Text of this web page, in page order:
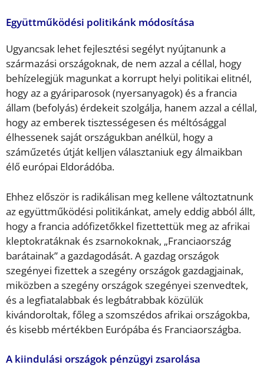
Együttműködési politikánk módosítása
Ugyancsak lehet fejlesztési segélyt nyújtanunk a
származási országoknak, de nem azzal a céllal, hogy
behízelegjük magunkat a korrupt helyi politikai elitnél,
hogy az a gyáriparosok (nyersanyagok) és a francia
állam (befolyás) érdekeit szolgálja, hanem azzal a céllal,
hogy az emberek tisztességesen és méltósággal
élhessenek saját országukban anélkül, hogy a
száműzetés útját kelljen választaniuk egy álmaikban
élő európai Eldorádóba.
Ehhez először is radikálisan meg kellene változtatnunk
az együttműködési politikánkat, amely eddig abból állt,
hogy a francia adófizetőkkel fizettettük meg az afrikai
kleptokratáknak és zsarnokoknak, „Franciaország
barátainak” a gazdagodását. A gazdag országok
szegényei fizettek a szegény országok gazdagjainak,
miközben a szegény országok szegényei szenvedtek,
és a legfiatalabbak és legbátrabbak közülük
kivándoroltak, főleg a szomszédos afrikai országokba,
és kisebb mértékben Európába és Franciaországba.
A kiindulási országok pénzügyi zsarolása